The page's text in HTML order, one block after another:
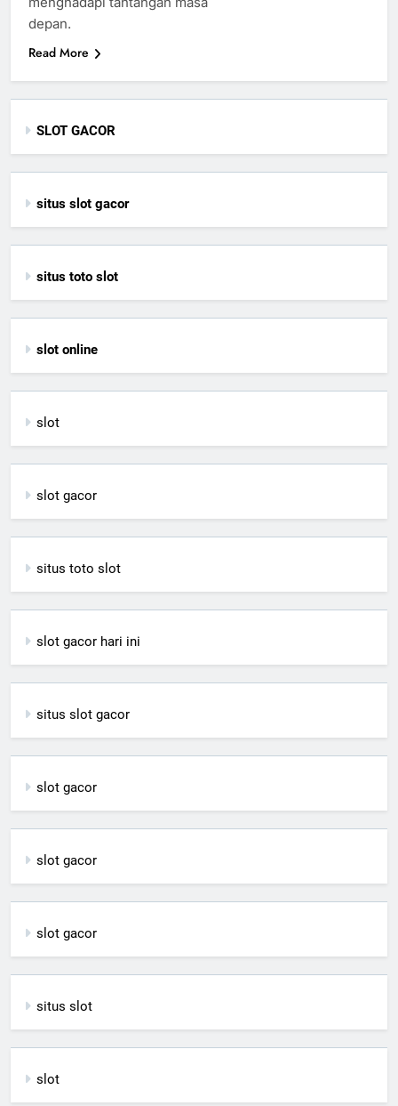
depan.
Read More
SLOT GACOR
situs slot gacor
situs toto slot
slot online
slot
slot gacor
situs toto slot
slot gacor hari ini
situs slot gacor
slot gacor
slot gacor
slot gacor
situs slot
slot